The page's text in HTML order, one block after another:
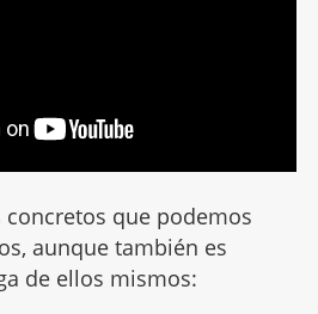
que podemos
aunque también es
de ellos mismos: